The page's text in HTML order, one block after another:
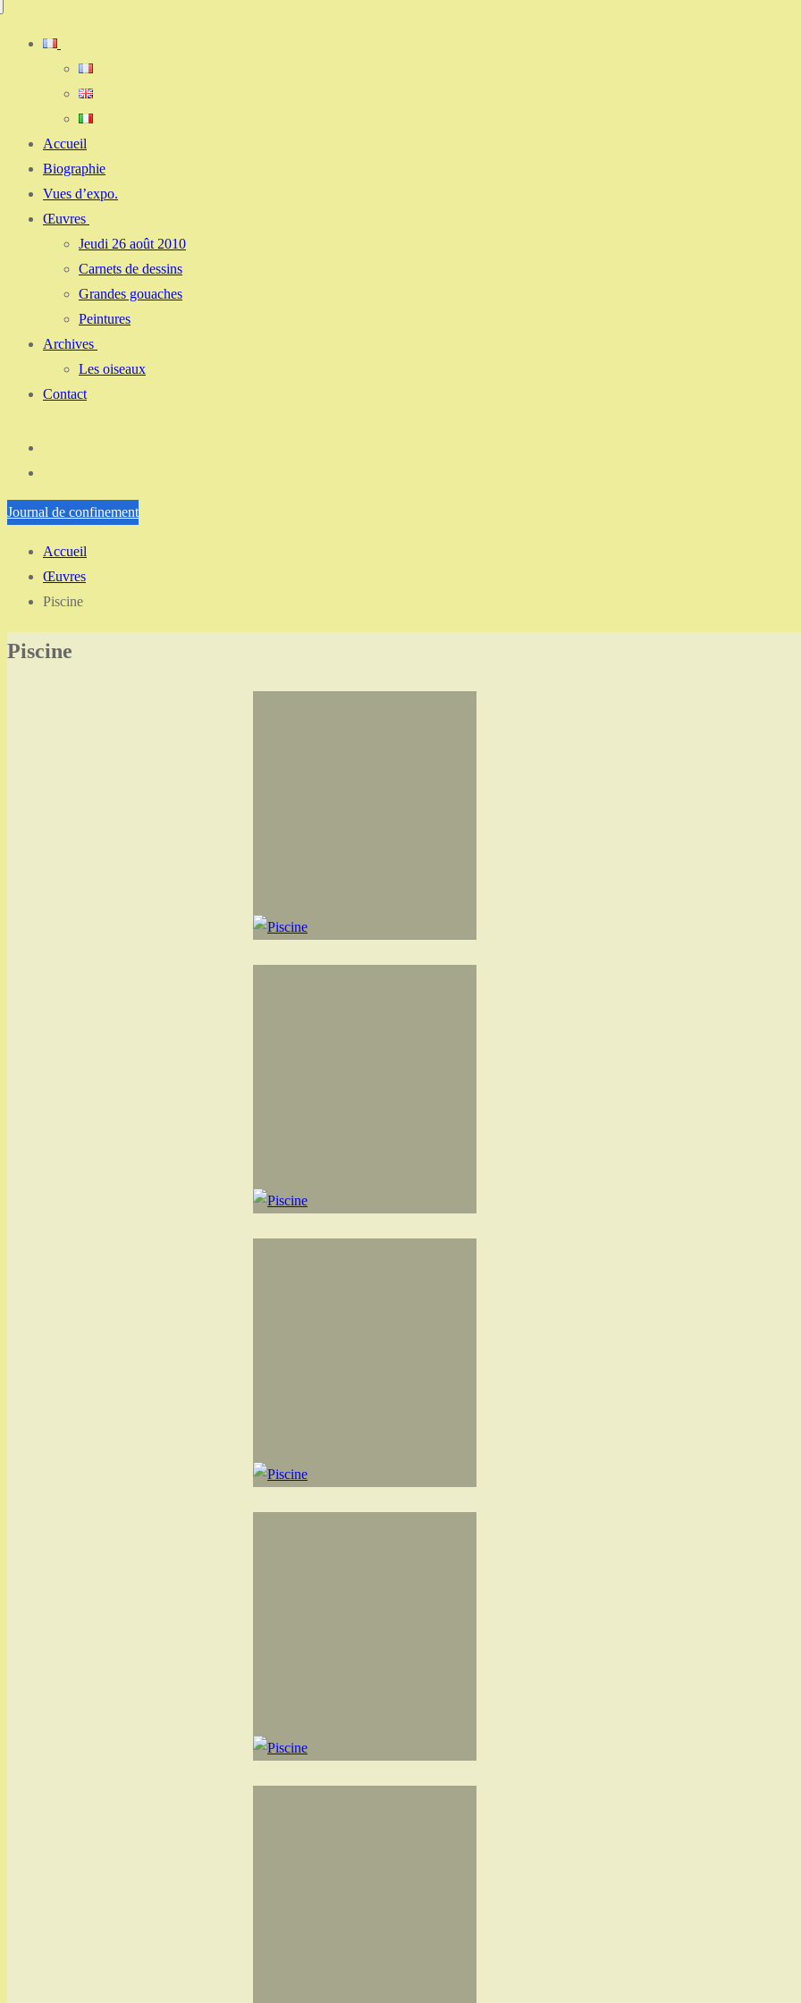
Accueil
Biographie
Vues d’expo.
Œuvres
Jeudi 26 août 2010
Carnets de dessins
Grandes gouaches
Peintures
Archives
Les oiseaux
Contact
Journal de confinement
Accueil
Œuvres
Piscine
Piscine